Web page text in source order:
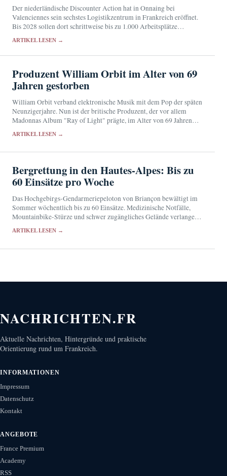
Der niederländische Discounter Action hat in Onnaing bei
Valenciennes sein sechstes Logistikzentrum in Frankreich eröffnet.
Bis 2028 sollen dort schrittweise bis zu 1.000 Arbeitsplätze
ARTIKEL LESEN →
Produzent William Orbit im Alter von 69
Jahren gestorben
William Orbit verband elektronische Musik mit dem Pop der späten
Neunzigerjahre. Nun ist der britische Produzent, der vor allem
Madonnas Album "Ray of Light" prägte, im Alter von 69 Jahren
ARTIKEL LESEN →
Bergrettung in den Hautes-Alpes: Bis zu
60 Einsätze pro Woche
Das Hochgebirgs-Gendarmeriepeloton von Briançon bewältigt im
Sommer wöchentlich bis zu 60 Einsätze. Medizinische Notfälle,
Mountainbike-Stürze und schwer zugängliches Gelände verlangen
ARTIKEL LESEN →
NACHRICHTEN.FR
Aktuelle Nachrichten, Hintergründe und praktische
Orientierung rund um Frankreich.
INFORMATIONEN
Impressum
Datenschutz
Kontakt
ANGEBOTE
France Premium
Academy
RSS